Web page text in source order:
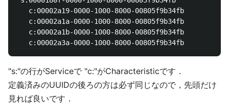
   c:00002a19-0000-1000-8000-00805f9b34fb
   c:00002a1a-0000-1000-8000-00805f9b34fb
   c:00002a1b-0000-1000-8000-00805f9b34fb
"s:"の行がServiceで "c:"がCharacteristicです．
定義済みのUUIDの後ろの方は必ず同じなので，先頭だけ
見れば良いです．